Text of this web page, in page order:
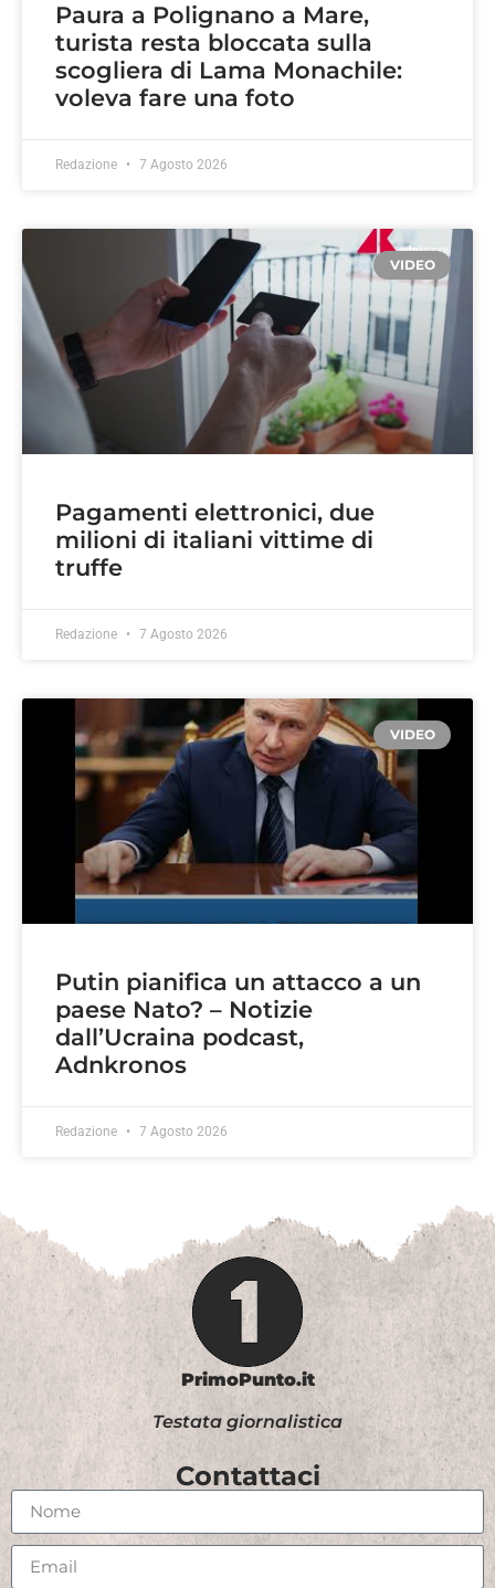
Paura a Polignano a Mare,
turista resta bloccata sulla
scogliera di Lama Monachile:
voleva fare una foto
Redazione 7 Agosto 2026
VIDEO
Pagamenti elettronici, due
milioni di italiani vittime di
truffe
Redazione 7 Agosto 2026
VIDEO
Putin pianifica un attacco a un
paese Nato? – Notizie
dall’Ucraina podcast,
Adnkronos
Redazione 7 Agosto 2026
PrimoPunto.it
Testata giornalistica
Contattaci